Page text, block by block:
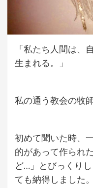
「私たち人間は、
生まれる。」
私の通う教会の牧
初めて聞いた時、
的があって作られ
ど…」とびっくり
ても納得しました。